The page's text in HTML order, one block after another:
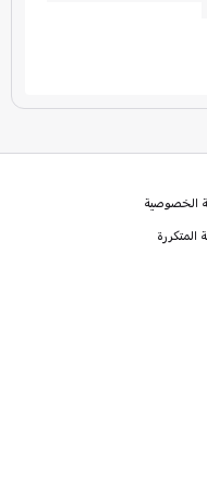
الخصوصية
المتكررة